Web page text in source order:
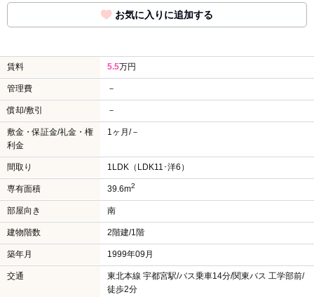
お気に入りに追加する
賃料 5.5万円
管理費 －
償却/敷引 －
敷金・保証金/礼金・権
利金
1ヶ月/－
間取り 1LDK（LDK11･洋6）
専有面積 39.6m2
部屋向き 南
建物階数 2階建/1階
築年月 1999年09月
交通
東北本線 宇都宮駅/バス乗車14分/関東バス 工学部前/
徒歩2分